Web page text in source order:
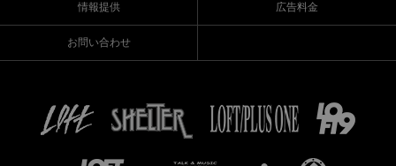
情報提供 広告料金
お問い合わせ